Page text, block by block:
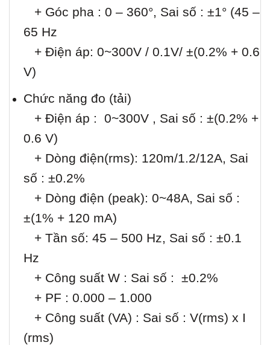
+ Góc pha : 0 – 360°, Sai số : ±1° (45 –
65 Hz
+ Điện áp: 0~300V / 0.1V/ ±(0.2% + 0.6
V)
Chức năng đo (tải)
+ Điện áp : 0~300V , Sai số : ±(0.2% +
0.6 V)
+ Dòng điện(rms): 120m/1.2/12A, Sai
số : ±0.2%
+ Dòng điện (peak): 0~48A, Sai số :
±(1% + 120 mA)
+ Tần số: 45 – 500 Hz, Sai số : ±0.1
Hz
+ Công suất W : Sai số : ±0.2%
+ PF : 0.000 – 1.000
+ Công suất (VA) : Sai số : V(rms) x I
(rms)